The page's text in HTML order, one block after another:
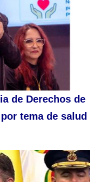
de Derechos de
tema de salud